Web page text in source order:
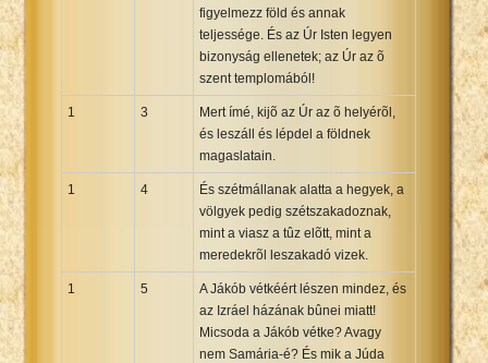
Tagalog John and James
Turkish Bible
Vietnamese 1934 Bible
figyelmezz föld és annak
teljessége. És az Úr Isten legyen
bizonyság ellenetek; az Úr az õ
szent templomából!
1 3
Mert ímé, kijõ az Úr az õ helyérõl,
és leszáll és lépdel a földnek
magaslatain.
1 4
És szétmállanak alatta a hegyek, a
völgyek pedig szétszakadoznak,
mint a viasz a tûz elõtt, mint a
meredekrõl leszakadó vizek.
1 5
A Jákób vétkéért lészen mindez, és
az Izráel házának bûnei miatt!
Micsoda a Jákób vétke? Avagy
nem Samária-é? És mik a Júda